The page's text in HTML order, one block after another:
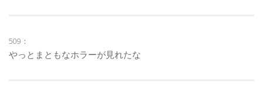
509：
やっとまともなホラーが見れたな